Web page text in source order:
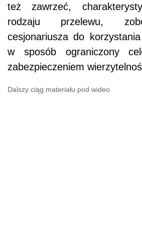
też zawrzeć,
rodzaju przelewu,
cesjonariusza do
w sposób ograniczony
zabezpieczeniem
Dalszy ciąg materiału pod wideo